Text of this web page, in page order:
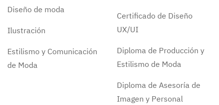
Diseño de moda
Ilustración
Estilismo y Comunicación
de Moda
Certificado de Diseño
UX/UI
Diploma de Producción y
Estilismo de Moda
Diploma de Asesoría de
Imagen y Personal